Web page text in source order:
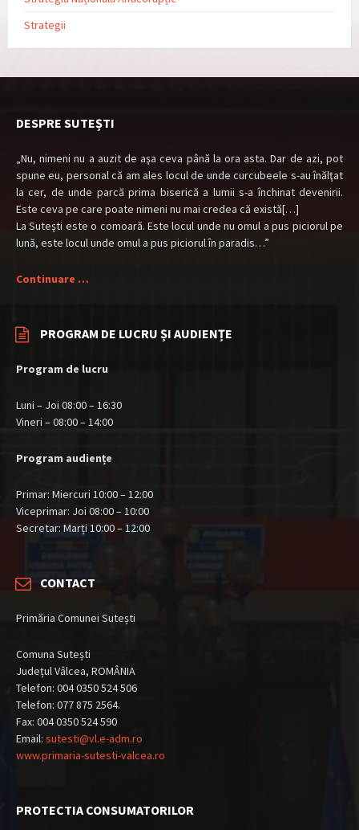
Strategii
DESPRE SUTEȘTI
„Nu, nimeni nu a auzit de aşa ceva până la ora asta. Dar de azi, pot
spune eu, personal că am ales locul de unde curcubeele s-au înălţat
la cer, de unde parcă prima biserică a lumii s-a închinat devenirii.
Este ceva pe care poate nimeni nu mai credea că există[…]
La Suteşti este o comoară. Este locul unde nu omul a pus piciorul pe
lună, este locul unde omul a pus piciorul în paradis…”
Continuare …
PROGRAM DE LUCRU ȘI AUDIENȚE
Program de lucru
Luni – Joi 08:00 – 16:30
Vineri – 08:00 – 14:00
Program audiențe
Primar: Miercuri 10:00 – 12:00
Viceprimar: Joi 08:00 – 10:00
Secretar: Marți 10:00 – 12:00
CONTACT
Primăria Comunei Sutești
Comuna Sutești
Județul Vâlcea, ROMÂNIA
Telefon: 004 0350 524 506
Telefon: 077 875 2564.
Fax: 004 0350 524 590
Email: sutesti@vl.e-adm.ro
www.primaria-sutesti-valcea.ro
PROTECTIA CONSUMATORILOR